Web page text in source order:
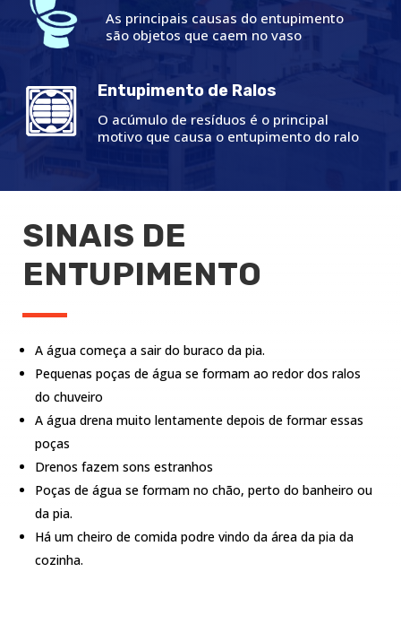
As principais causas do entupimento
são objetos que caem no vaso
Entupimento de Ralos
O acúmulo de resíduos é o principal
motivo que causa o entupimento do ralo
SINAIS DE
ENTUPIMENTO
A água começa a sair do buraco da pia.
Pequenas poças de água se formam ao redor dos ralos
do chuveiro
A água drena muito lentamente depois de formar essas
poças
Drenos fazem sons estranhos
Poças de água se formam no chão, perto do banheiro ou
da pia.
Há um cheiro de comida podre vindo da área da pia da
cozinha.